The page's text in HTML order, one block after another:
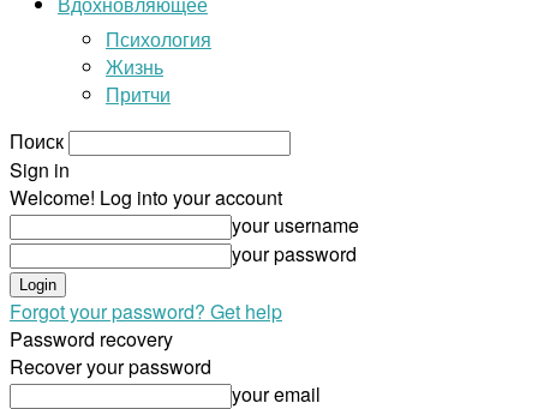
Психология
Жизнь
Притчи
Поиск
Sign in
Welcome! Log into your account
your username
your password
Forgot your password? Get help
Password recovery
Recover your password
your email